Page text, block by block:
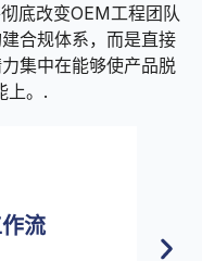
底改变OEM工程团队
合规体系，而是直接
集中在能够使产品脱
上。.
流